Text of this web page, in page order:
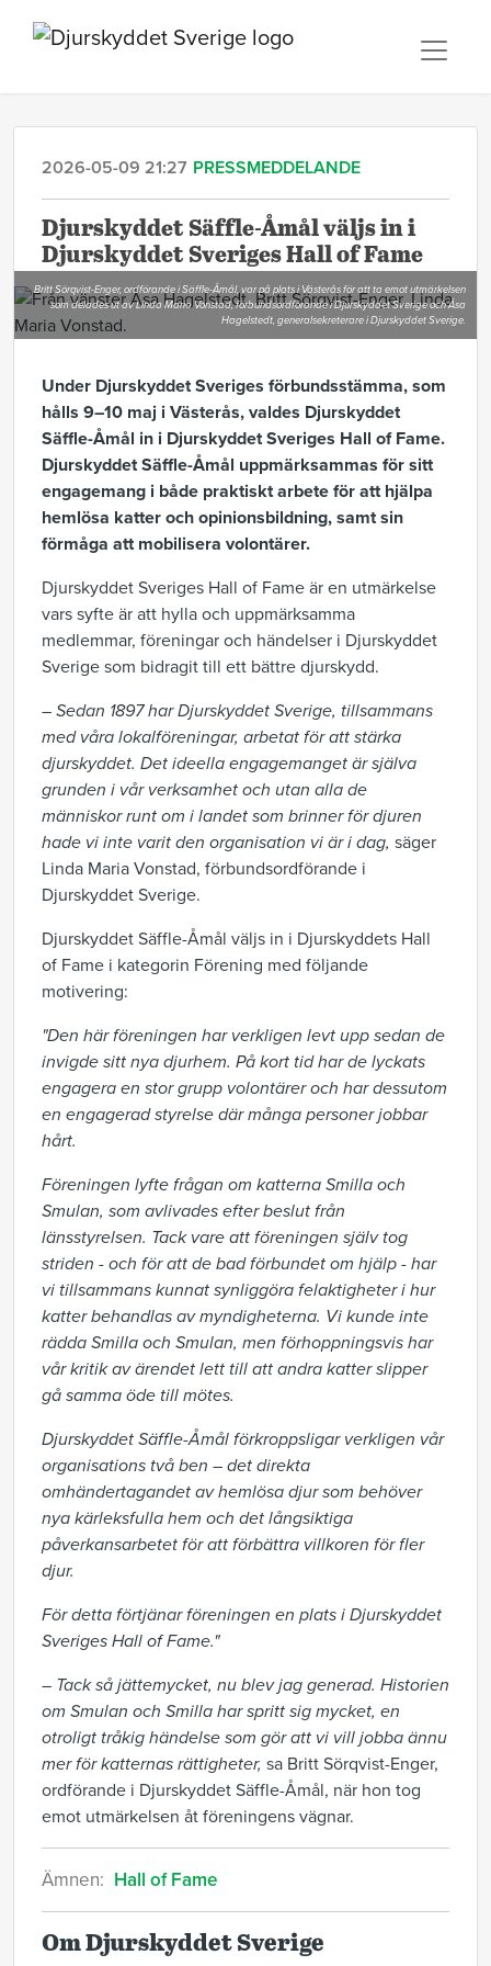
2026-05-09 21:27 PRESSMEDDELANDE
Djurskyddet Säffle-Åmål väljs in i
Djurskyddet Sveriges Hall of Fame
Britt Sörqvist-Enger, ordförande i Säffle-Åmål, var på plats i Västerås för att ta emot utmärkelsen
som delades ut av Linda Maria Vonstad, förbundsordförande i Djurskyddet Sverige och Åsa
Hagelstedt, generalsekreterare i Djurskyddet Sverige.
Under Djurskyddet Sveriges förbundsstämma, som
hålls 9–10 maj i Västerås, valdes Djurskyddet
Säffle-Åmål in i Djurskyddet Sveriges Hall of Fame.
Djurskyddet Säffle-Åmål uppmärksammas för sitt
engagemang i både praktiskt arbete för att hjälpa
hemlösa katter och opinionsbildning, samt sin
förmåga att mobilisera volontärer.
Djurskyddet Sveriges Hall of Fame är en utmärkelse
vars syfte är att hylla och uppmärksamma
medlemmar, föreningar och händelser i Djurskyddet
Sverige som bidragit till ett bättre djurskydd.
– Sedan 1897 har Djurskyddet Sverige, tillsammans
med våra lokalföreningar, arbetat för att stärka
djurskyddet. Det ideella engagemanget är själva
grunden i vår verksamhet och utan alla de
människor runt om i landet som brinner för djuren
hade vi inte varit den organisation vi är i dag, säger
Linda Maria Vonstad, förbundsordförande i
Djurskyddet Sverige.
Djurskyddet Säffle-Åmål väljs in i Djurskyddets Hall
of Fame i kategorin Förening med följande
motivering:
"Den här föreningen har verkligen levt upp sedan de
invigde sitt nya djurhem. På kort tid har de lyckats
engagera en stor grupp volontärer och har dessutom
en engagerad styrelse där många personer jobbar
hårt.
Föreningen lyfte frågan om katterna Smilla och
Smulan, som avlivades efter beslut från
länsstyrelsen. Tack vare att föreningen själv tog
striden - och för att de bad förbundet om hjälp - har
vi tillsammans kunnat synliggöra felaktigheter i hur
katter behandlas av myndigheterna. Vi kunde inte
rädda Smilla och Smulan, men förhoppningsvis har
vår kritik av ärendet lett till att andra katter slipper
gå samma öde till mötes.
Djurskyddet Säffle-Åmål förkroppsligar verkligen vår
organisations två ben – det direkta
omhändertagandet av hemlösa djur som behöver
nya kärleksfulla hem och det långsiktiga
påverkansarbetet för att förbättra villkoren för fler
djur.
För detta förtjänar föreningen en plats i Djurskyddet
Sveriges Hall of Fame."
– Tack så jättemycket, nu blev jag generad. Historien
om Smulan och Smilla har spritt sig mycket, en
otroligt tråkig händelse som gör att vi vill jobba ännu
mer för katternas rättigheter, sa Britt Sörqvist-Enger,
ordförande i Djurskyddet Säffle-Åmål, när hon tog
emot utmärkelsen åt föreningens vägnar.
Ämnen: Hall of Fame
Om Djurskyddet Sverige